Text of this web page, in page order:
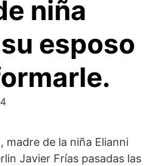
niña
esposo
madre de la niña Elianni
Javier Frías pasadas las